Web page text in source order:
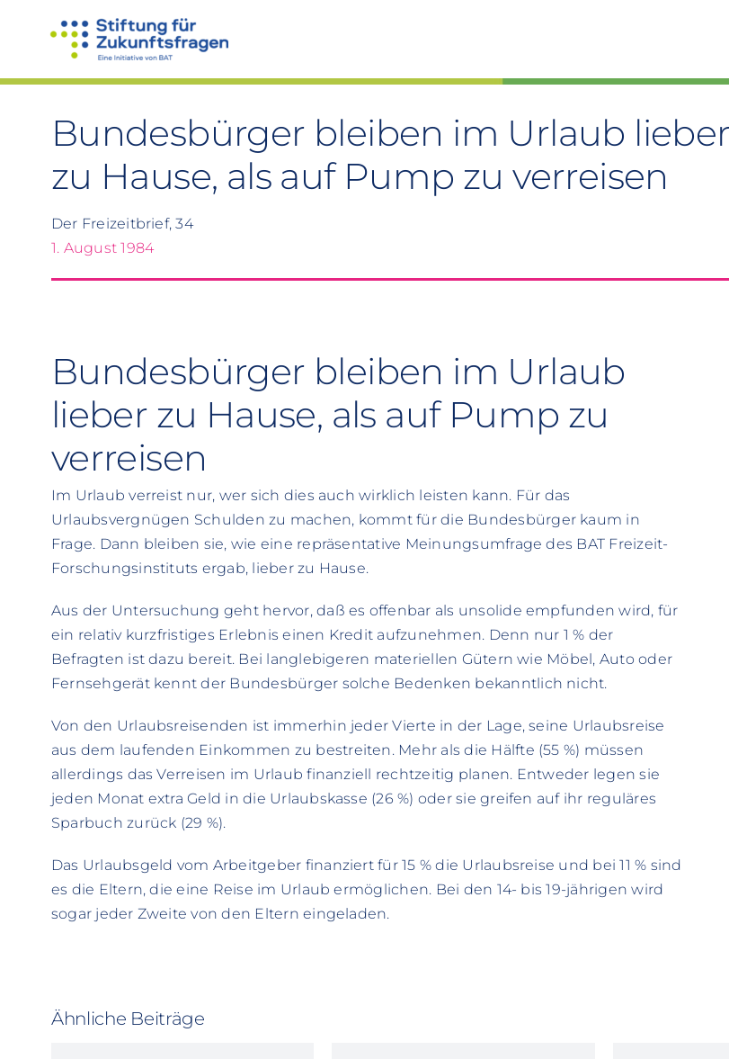
Bundesbürger bleiben im Urlaub lieber
zu Hause, als auf Pump zu verreisen
Der Freizeitbrief, 34
1. August 1984
Bundesbürger bleiben im Urlaub
lieber zu Hause, als auf Pump zu
verreisen
Im Urlaub verreist nur, wer sich dies auch wirklich leisten kann. Für das
Urlaubsvergnügen Schulden zu machen, kommt für die Bundesbürger kaum in
Frage. Dann bleiben sie, wie eine repräsentative Meinungsumfrage des BAT Freizeit-
Forschungsinstituts ergab, lieber zu Hause.
Aus der Untersuchung geht hervor, daß es offenbar als unsolide empfunden wird, für
ein relativ kurzfristiges Erlebnis einen Kredit aufzunehmen. Denn nur 1 % der
Befragten ist dazu bereit. Bei langlebigeren materiellen Gütern wie Möbel, Auto oder
Fernsehgerät kennt der Bundesbürger solche Bedenken bekanntlich nicht.
Von den Urlaubsreisenden ist immerhin jeder Vierte in der Lage, seine Urlaubsreise
aus dem laufenden Einkommen zu bestreiten. Mehr als die Hälfte (55 %) müssen
allerdings das Verreisen im Urlaub finanziell rechtzeitig planen. Entweder legen sie
jeden Monat extra Geld in die Urlaubskasse (26 %) oder sie greifen auf ihr reguläres
Sparbuch zurück (29 %).
Das Urlaubsgeld vom Arbeitgeber finanziert für 15 % die Urlaubsreise und bei 11 % sind
es die Eltern, die eine Reise im Urlaub ermöglichen. Bei den 14- bis 19-jährigen wird
sogar jeder Zweite von den Eltern eingeladen.
Ähnliche Beiträge